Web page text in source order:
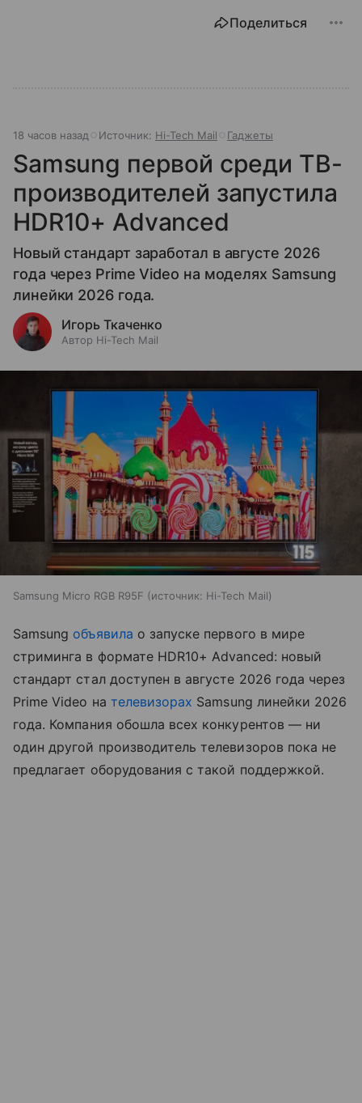
Поделиться
18 часов назад Источник: Hi-Tech Mail Гаджеты
Samsung первой среди ТВ-
производителей запустила
HDR10+ Advanced
Новый стандарт заработал в августе 2026
года через Prime Video на моделях Samsung
линейки 2026 года.
Игорь Ткаченко
Автор Hi-Tech Mail
Samsung Micro RGB R95F источник: Hi-Tech Mail
Samsung объявила о запуске первого в мире
стриминга в формате HDR10+ Advanced: новый
стандарт стал доступен в августе 2026 года через
Prime Video на телевизорах Samsung линейки 2026
года. Компания обошла всех конкурентов — ни
один другой производитель телевизоров пока не
предлагает оборудования с такой поддержкой.